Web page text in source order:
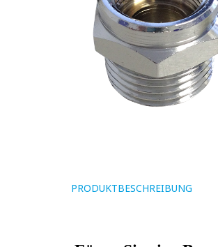
PRODUKTBESCHREIBUNG